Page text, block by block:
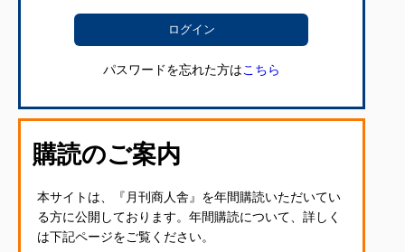
パスワードを忘れた方はこちら
購読のご案内
本サイトは、『月刊商人舎』を年間購読いただいてい
る方に公開しております。年間購読について、詳しく
は下記ページをご覧ください。